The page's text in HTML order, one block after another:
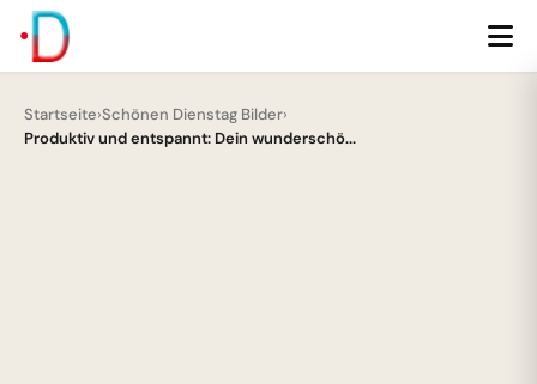
Startseite›Schönen Dienstag Bilder›
Produktiv und entspannt: Dein wunderschö...